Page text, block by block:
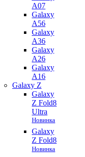
A07
Galaxy
A56
Galaxy
A36
Galaxy
A26
Galaxy
A16
Galaxy Z
Galaxy
Z Fold8
Ultra
Новинка
Galaxy
Z Fold8
Новинка